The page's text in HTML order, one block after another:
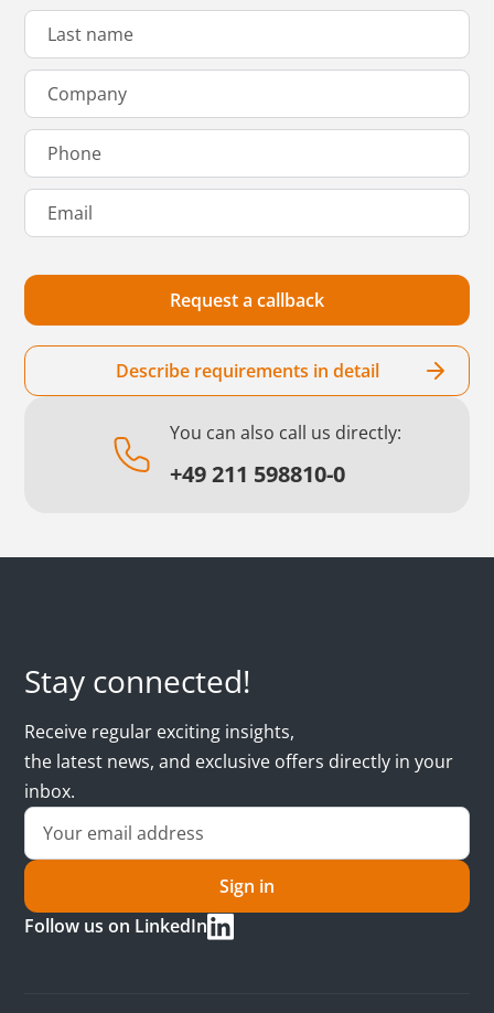
Describe requirements in detail
You can also call us directly:
+49 211 598810-0
Stay connected!
Receive regular exciting insights,
the latest news, and exclusive offers directly in your
inbox.
Sign in
Follow us on LinkedIn